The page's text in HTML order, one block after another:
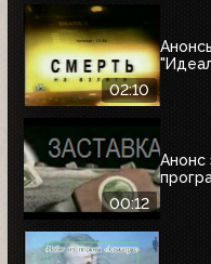
02:10
00:12
Анонс